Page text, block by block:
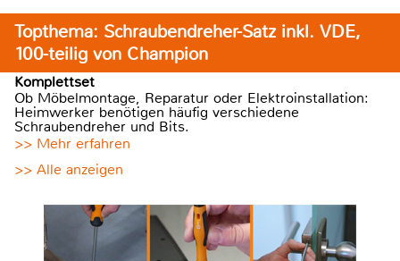
Topthema: Schraubendreher-Satz inkl. VDE,
100-teilig von Champion
Komplettset
Ob Möbelmontage, Reparatur oder Elektroinstallation:
Heimwerker benötigen häufig verschiedene
Schraubendreher und Bits.
>> Mehr erfahren
>> Alle anzeigen